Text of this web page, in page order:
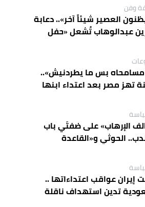
وفن
العصير شيئاً آخر».. دعابة
عبدالوهاب تُشعل «حفل
مسامحاه بس ما يطردنيش»..
تهز مصر بعد اعتداء ابنها
الإرهاب» على ضفتَي باب
الحوثي و«القاعدة
إيران عواقب اعتداءاتها ..
تدين استهداف ناقلة